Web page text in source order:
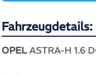
Fahrzeugdetails:
OPELASTRA-H 1.6